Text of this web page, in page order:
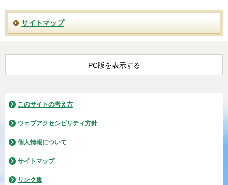
サイトマップ
PC版を表示する
このサイトの考え方
ウェブアクセシビリティ方針
個人情報について
サイトマップ
リンク集